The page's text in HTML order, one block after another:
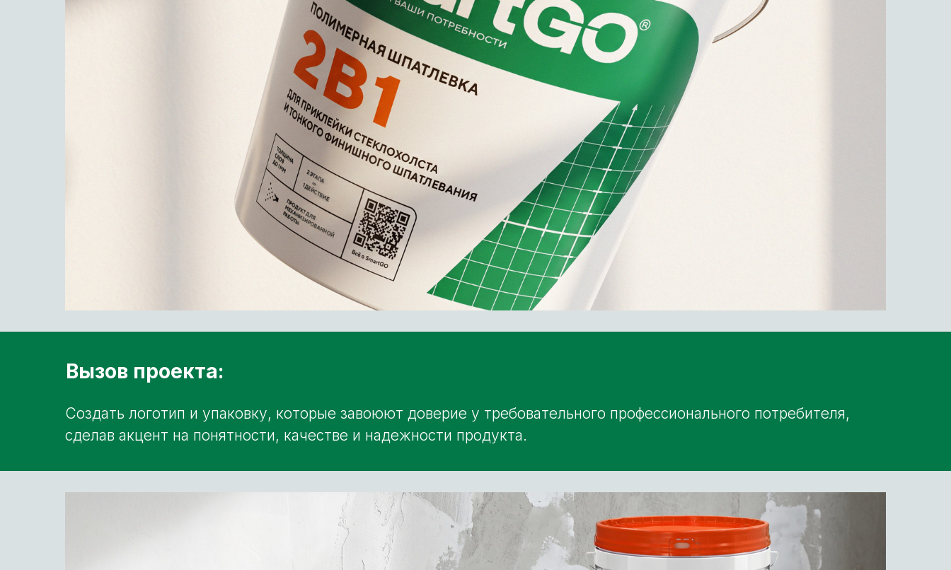
Вызов проекта:
Создать логотип и упаковку, которые завоюют доверие у требовательного профессионального потребителя,
сделав акцент на понятности, качестве и надежности продукта.